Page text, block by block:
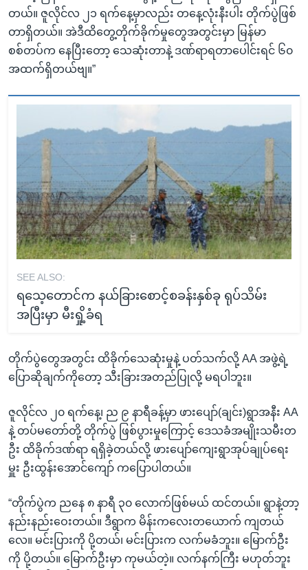
တယ်။ ဇူလိုင်လ ၂၁ ရက်နေ့မှာလည်း တနေ့လုံးနီးပါး တိုက်ပွဲဖြစ်
တာရှိတယ်။ အဲဒီထိတွေ့တိုက်ခိုက်မှုတွေအတွင်းမှာ မြန်မာ
စစ်တပ်က နေပြီးတော့ သေဆုံးတာနဲ့ ဒဏ်ရာရတာပေါင်းရင် ၆၀
အထက်ရှိတယ်ဗျ။”
SEE ALSO:
ရသေ့တောင်က နယ်ခြားစောင့်စခန်းနှစ်ခု ရုပ်သိမ်း
အပြီးမှာ မီးရှို့ခံရ
တိုက်ပွဲတွေအတွင်း ထိခိုက်သေဆုံးမှုနဲ့ ပတ်သက်လို့ AA အဖွဲ့ရဲ့
ပြောဆိုချက်ကိုတော့ သီးခြားအတည်ပြုလို့ မရပါဘူး။
ဇူလိုင်လ ၂၀ ရက်နေ့၊ ည ၉ နာရီခန့်မှာ ဖားပျော်(ချင်း)ရွာအနီး AA
နဲ့ တပ်မတော်တို့ တိုက်ပွဲ ဖြစ်ပွားမှုကြောင့် ဒေသခံအမျိုးသမီးတ
ဦး ထိခိုက်ဒဏ်ရာ ရရှိခဲ့တယ်လို့ ဖားပျော်ကျေးရွာအုပ်ချုပ်ရေး
မှူး ဦးထွန်းအောင်ကျော် ကပြောပါတယ်။
“တိုက်ပွဲက ညနေ ၈ နာရီ ၃၀ လောက်ဖြစ်မယ် ထင်တယ်။ ရွာနဲ့တာ့
နည်းနည်းဝေးတယ်။ ဒီရွာက မိန်းကလေးတယောက် ကျတယ်
လေ။ မင်းပြားကို ပို့တယ်၊ မင်းပြားက လက်မခံဘူး။ မြောက်ဦး
ကို ပို့တယ်။ မြောက်ဦးမှာ ကုမယ်တဲ့။ လက်နက်ကြီး မဟုတ်ဘူး